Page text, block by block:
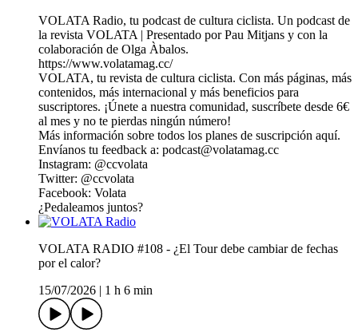
VOLATA Radio, tu podcast de cultura ciclista. Un podcast de
la⁠ ⁠⁠⁠⁠⁠⁠⁠⁠⁠⁠⁠⁠⁠⁠⁠⁠⁠⁠⁠⁠⁠⁠⁠⁠⁠⁠⁠⁠⁠⁠⁠⁠⁠⁠⁠⁠⁠⁠⁠⁠⁠⁠⁠⁠⁠⁠⁠⁠⁠⁠⁠⁠⁠⁠⁠⁠⁠⁠⁠r⁠⁠⁠⁠ev⁠ista VOLATA⁠⁠⁠⁠⁠⁠⁠⁠⁠⁠⁠⁠⁠⁠⁠⁠⁠⁠⁠⁠⁠⁠⁠⁠⁠⁠⁠⁠⁠⁠⁠⁠⁠⁠⁠⁠⁠⁠⁠⁠⁠⁠⁠⁠⁠⁠⁠⁠⁠⁠⁠⁠⁠⁠⁠⁠⁠⁠⁠⁠⁠⁠⁠⁠⁠⁠⁠⁠⁠⁠⁠⁠⁠⁠⁠⁠⁠⁠⁠⁠⁠ ⁠⁠⁠⁠⁠⁠| Presentado por Pau Mitjans y con la
colaboración de Olga Àbalos.
https://www.volatamag.cc/
VOLATA, tu revista de cultura ciclista. Con más páginas, más
contenidos, más internacional y más beneficios para
suscriptores. ¡Únete a nuestra comunidad, suscríbete desde 6€
al mes y no te pierdas ningún número!
Más información sobre todos los planes de suscripción⁠⁠ ⁠⁠⁠⁠⁠⁠⁠⁠⁠⁠⁠⁠⁠⁠⁠⁠⁠⁠⁠⁠⁠⁠⁠⁠⁠⁠⁠⁠⁠⁠⁠⁠⁠⁠⁠⁠⁠⁠⁠⁠⁠⁠⁠⁠⁠⁠⁠⁠⁠⁠⁠⁠⁠⁠⁠⁠⁠⁠⁠⁠⁠⁠⁠aquí⁠⁠⁠⁠⁠⁠⁠⁠⁠⁠⁠⁠⁠⁠⁠⁠⁠⁠⁠⁠⁠⁠⁠⁠⁠⁠⁠⁠⁠⁠⁠⁠⁠⁠⁠⁠⁠⁠⁠⁠⁠⁠⁠⁠⁠⁠⁠⁠⁠⁠.⁠⁠⁠⁠⁠⁠⁠⁠⁠⁠⁠⁠⁠⁠⁠
Envíanos tu feedback a: ⁠⁠⁠⁠⁠⁠⁠⁠⁠⁠⁠⁠⁠⁠⁠⁠⁠⁠⁠⁠⁠⁠⁠podcast@volatamag.cc⁠⁠⁠⁠⁠⁠⁠⁠⁠⁠⁠⁠⁠⁠⁠⁠⁠⁠⁠⁠⁠⁠⁠
Instagram: ⁠⁠⁠⁠⁠⁠⁠⁠⁠⁠⁠⁠⁠⁠⁠⁠⁠⁠⁠⁠⁠⁠⁠⁠⁠⁠⁠⁠⁠⁠⁠⁠⁠⁠⁠⁠⁠⁠⁠⁠⁠⁠⁠⁠⁠⁠⁠⁠⁠⁠⁠⁠⁠⁠⁠⁠⁠⁠⁠⁠⁠⁠⁠⁠⁠@⁠ccvolata⁠⁠⁠⁠⁠⁠⁠⁠⁠⁠⁠⁠⁠⁠⁠⁠⁠⁠⁠⁠⁠⁠⁠⁠⁠⁠⁠⁠⁠⁠⁠⁠⁠⁠⁠⁠⁠⁠⁠⁠⁠⁠⁠⁠⁠⁠⁠⁠⁠⁠⁠⁠⁠⁠⁠⁠⁠⁠⁠⁠⁠⁠⁠⁠⁠⁠
Twitter:⁠ ⁠⁠⁠⁠⁠⁠⁠⁠⁠⁠⁠⁠⁠⁠⁠⁠⁠⁠⁠⁠⁠⁠⁠⁠⁠⁠⁠⁠⁠⁠⁠⁠⁠⁠⁠⁠⁠⁠⁠⁠⁠⁠⁠⁠⁠⁠⁠⁠⁠⁠⁠⁠⁠⁠⁠⁠⁠⁠⁠⁠⁠⁠⁠⁠@ccvolata⁠⁠⁠⁠⁠⁠⁠⁠⁠⁠⁠⁠⁠⁠⁠⁠⁠⁠⁠⁠⁠⁠⁠⁠⁠⁠⁠⁠⁠⁠⁠⁠⁠⁠⁠⁠⁠⁠⁠⁠⁠⁠⁠⁠⁠⁠⁠⁠⁠⁠⁠⁠⁠⁠⁠⁠⁠⁠⁠⁠⁠⁠⁠⁠⁠
Facebook:⁠ ⁠⁠⁠⁠⁠⁠⁠⁠⁠⁠⁠⁠⁠⁠⁠⁠⁠⁠⁠⁠⁠⁠⁠⁠⁠⁠⁠⁠⁠⁠⁠⁠⁠⁠⁠⁠⁠⁠⁠⁠⁠⁠⁠⁠⁠⁠⁠⁠⁠⁠⁠⁠⁠⁠⁠⁠⁠⁠⁠⁠⁠⁠⁠⁠Volata⁠⁠⁠⁠⁠⁠⁠⁠⁠⁠⁠⁠⁠⁠⁠⁠⁠⁠⁠⁠⁠⁠⁠⁠⁠⁠⁠⁠⁠⁠⁠⁠⁠⁠⁠⁠⁠⁠⁠⁠⁠⁠⁠⁠⁠⁠⁠⁠⁠⁠⁠⁠⁠⁠⁠⁠⁠⁠⁠⁠⁠⁠⁠⁠⁠
¿Pedaleamos juntos?
VOLATA RADIO #108 - ¿El Tour debe cambiar de fechas
por el calor?
15/07/2026
1 h 6 min